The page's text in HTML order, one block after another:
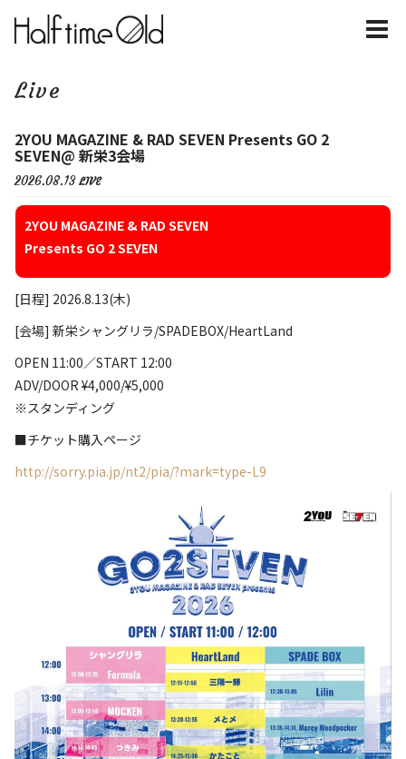
Live
2YOU MAGAZINE & RAD SEVEN Presents GO 2
SEVEN@ 新栄3会場
2026.08.13 LIVE
2YOU MAGAZINE & RAD SEVEN
Presents GO 2 SEVEN​
[日程] 2026.8.13(木)
[会場] 新栄シャングリラ/SPADEBOX/HeartLand
OPEN 11:00／START 12:00
ADV/DOOR ¥4,000/¥5,000
※スタンディング
■チケット購入ページ
http://sorry.pia.jp/nt2/pia/?mark=type-L9